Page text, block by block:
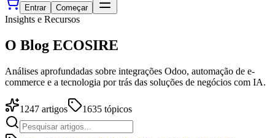
Entrar Começar
Insights e Recursos
O Blog ECOSIRE
Análises aprofundadas sobre integrações Odoo, automação de e-
commerce e a tecnologia por trás das soluções de negócios com IA.
1247 artigos 1635 tópicos